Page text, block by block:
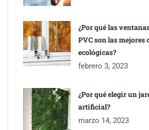
Última llamada: los destinos con las
¿Por qué las
PVC son las mejores
ecológicas?
febrero 3, 2023
¿Por qué elegir un
artificial?
marzo 14, 2023